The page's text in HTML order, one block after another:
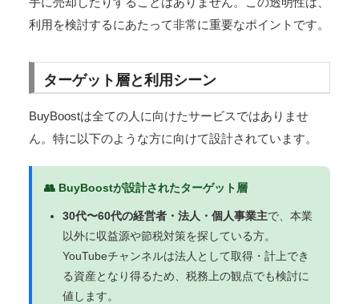
利用を検討するにあたって非常に重要なポイントです。
ターゲット層と利用シーン
BuyBoostは全ての人に向けたサービスではありませ
ん。特に以下のような方に向けて設計されています。
👥 BuyBoostが設計されたターゲット層
30代〜60代の経営者・法人・個人事業主で、本業
以外に収益源や節税対策を探している方。
YouTubeチャンネルは法人として取得・計上でき
る資産となり得るため、税務上の観点でも検討に
値します。